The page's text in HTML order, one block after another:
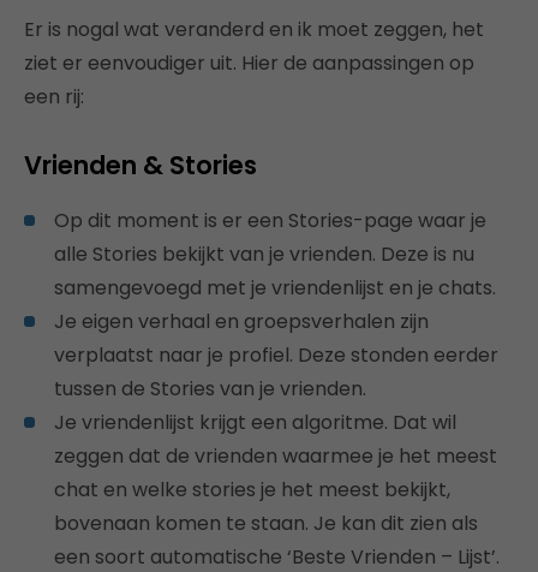
Er is nogal wat veranderd en ik moet zeggen, het
ziet er eenvoudiger uit. Hier de aanpassingen op
een rij:
Vrienden & Stories
Op dit moment is er een Stories-page waar je
alle Stories bekijkt van je vrienden. Deze is nu
samengevoegd met je vriendenlijst en je chats.
Je eigen verhaal en groepsverhalen zijn
verplaatst naar je profiel. Deze stonden eerder
tussen de Stories van je vrienden.
Je vriendenlijst krijgt een algoritme. Dat wil
zeggen dat de vrienden waarmee je het meest
chat en welke stories je het meest bekijkt,
bovenaan komen te staan. Je kan dit zien als
een soort automatische ‘Beste Vrienden – Lijst’.